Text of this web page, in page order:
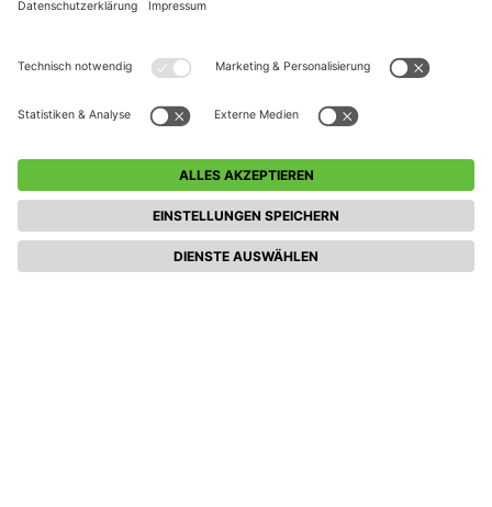
Weitere Veranstaltungen entdecken
(Torwarttraining Freitag)